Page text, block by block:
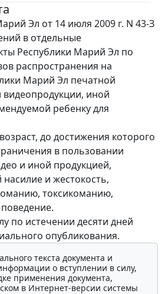
Эл от 14 июля 2009 г. N 43-З
в отдельные
Республики Марий Эл по
распространения на
Марий Эл печатной
видеопродукции, иной
ребенку для
до достижения которого
в пользовании
и иной продукцией,
и жестокость,
токсикоманию,
по истечении десяти дней
опубликования.
текста документа и
о вступлении в силу,
применения документа,
в Интернет-версии системы